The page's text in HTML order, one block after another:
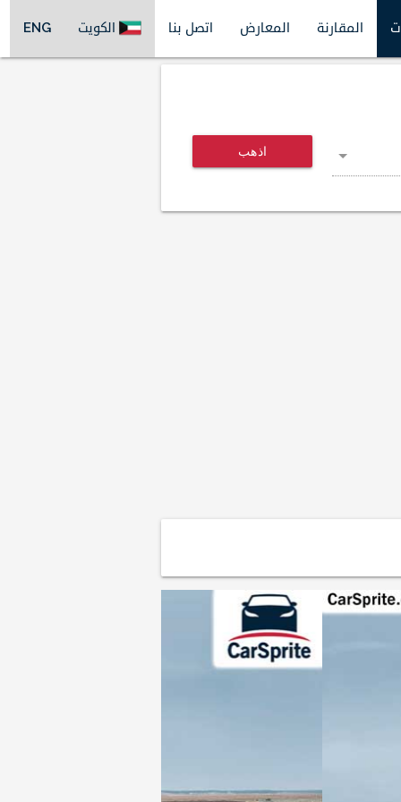
المقارنة المعارض اتصل بنا الكويت ENG
اذهب